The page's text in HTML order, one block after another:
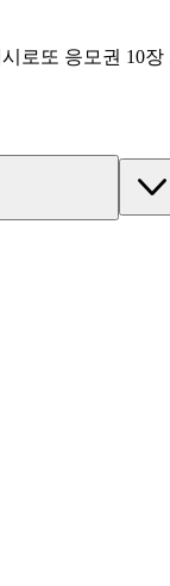
로또 응모권 10장